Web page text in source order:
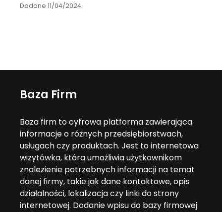
Dodane 11/04/2024
Baza Firm
Baza firm to cyfrowa platforma zawierająca
informacje o różnych przedsiębiorstwach,
usługach czy produktach. Jest to internetowa
wizytówka, która umożliwia użytkownikom
znalezienie potrzebnych informacji na temat
danej firmy, takie jak dane kontaktowe, opis
działalności, lokalizacja czy linki do strony
internetowej. Dodanie wpisu do bazy firmowej